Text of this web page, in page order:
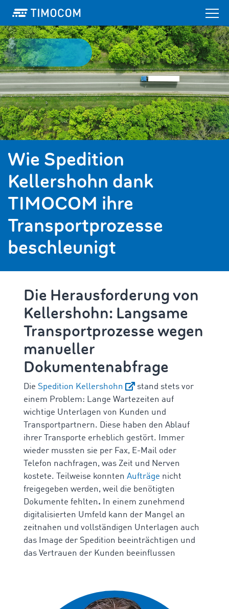
Wie Spedition
Kellershohn dank
TIMOCOM ihre
Transportprozesse
beschleunigt
Die Herausforderung von
Kellershohn: Langsame
Transportprozesse wegen
manueller
Dokumentenabfrage
Die Spedition Kellershohn
stand stets vor
einem Problem: Lange Wartezeiten auf
wichtige Unterlagen von Kunden und
Transportpartnern. Diese haben den Ablauf
ihrer Transporte erheblich gestört. Immer
wieder mussten sie per Fax, E-Mail oder
Telefon nachfragen, was Zeit und Nerven
kostete. Teilweise konnten Aufträge nicht
freigegeben werden, weil die benötigten
Dokumente fehlten.
In einem zunehmend
digitalisierten Umfeld kann der Mangel an
zeitnahen und vollständigen Unterlagen auch
das Image der Spedition beeinträchtigen und
das Vertrauen der Kunden beeinflussen